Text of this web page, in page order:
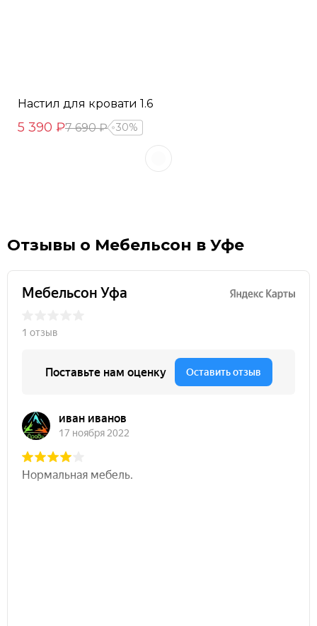
Настил для кровати 1.6
5 390 ₽7 690 ₽ 30%
Отзывы о Мебельсон в Уфе